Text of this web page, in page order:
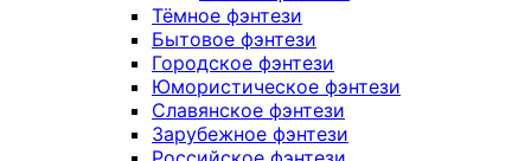
Тёмное фэнтези
Бытовое фэнтези
Городское фэнтези
Юмористическое фэнтези
Славянское фэнтези
Зарубежное фэнтези